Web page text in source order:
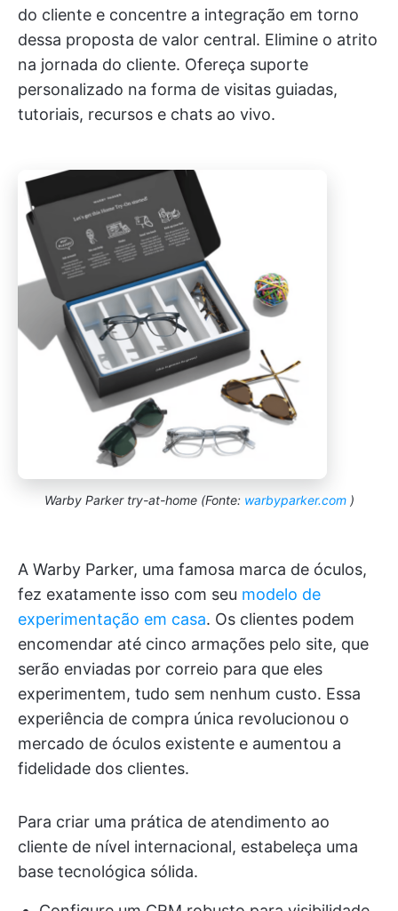
do cliente e concentre a integração em torno
dessa proposta de valor central. Elimine o atrito
na jornada do cliente. Ofereça suporte
personalizado na forma de visitas guiadas,
tutoriais, recursos e chats ao vivo.
Warby Parker try-at-home (Fonte: warbyparker.com )
A Warby Parker, uma famosa marca de óculos,
fez exatamente isso com seu modelo de
experimentação em casa. Os clientes podem
encomendar até cinco armações pelo site, que
serão enviadas por correio para que eles
experimentem, tudo sem nenhum custo. Essa
experiência de compra única revolucionou o
mercado de óculos existente e aumentou a
fidelidade dos clientes.
Para criar uma prática de atendimento ao
cliente de nível internacional, estabeleça uma
base tecnológica sólida.